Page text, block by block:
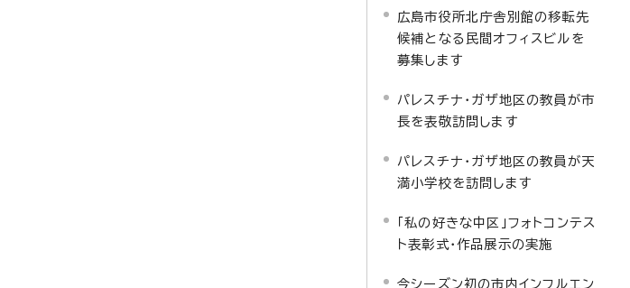
広島市役所北庁舎別館の移転先
候補となる民間オフィスビルを
募集します
パレスチナ・ガザ地区の教員が市
長を表敬訪問します
パレスチナ・ガザ地区の教員が天
満小学校を訪問します
「私の好きな中区」フォトコンテス
ト表彰式・作品展示の実施
今シーズン初の市内インフルエン